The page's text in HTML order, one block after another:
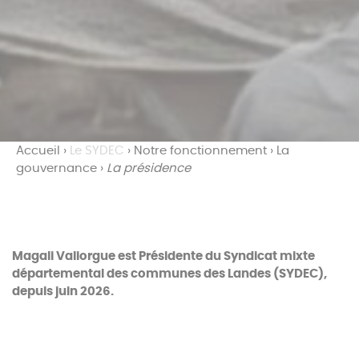
Accueil › Le SYDEC › Notre fonctionnement ›
La
gouvernance › La présidence
Magali Valiorgue est Présidente du Syndicat mixte
départemental des communes des Landes (SYDEC),
depuis juin 2026.